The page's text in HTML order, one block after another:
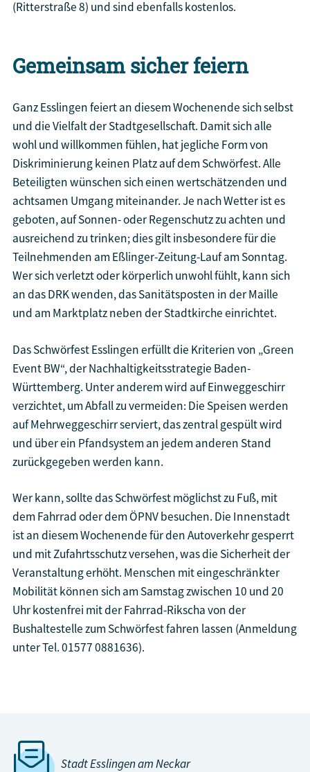
(Ritterstraße 8) und sind ebenfalls kostenlos.
Gemeinsam sicher feiern
Ganz Esslingen feiert an diesem Wochenende sich selbst
und die Vielfalt der Stadtgesellschaft. Damit sich alle
wohl und willkommen fühlen, hat jegliche Form von
Diskriminierung keinen Platz auf dem Schwörfest. Alle
Beteiligten wünschen sich einen wertschätzenden und
achtsamen Umgang miteinander. Je nach Wetter ist es
geboten, auf Sonnen- oder Regenschutz zu achten und
ausreichend zu trinken; dies gilt insbesondere für die
Teilnehmenden am Eßlinger-Zeitung-Lauf am Sonntag.
Wer sich verletzt oder körperlich unwohl fühlt, kann sich
an das DRK wenden, das Sanitätsposten in der Maille
und am Marktplatz neben der Stadtkirche einrichtet.
Das Schwörfest Esslingen erfüllt die Kriterien von „Green
Event BW“, der Nachhaltigkeitsstrategie Baden-
Württemberg. Unter anderem wird auf Einweggeschirr
verzichtet, um Abfall zu vermeiden: Die Speisen werden
auf Mehrweggeschirr serviert, das zentral gespült wird
und über ein Pfandsystem an jedem anderen Stand
zurückgegeben werden kann.
Wer kann, sollte das Schwörfest möglichst zu Fuß, mit
dem Fahrrad oder dem ÖPNV besuchen. Die Innenstadt
ist an diesem Wochenende für den Autoverkehr gesperrt
und mit Zufahrtsschutz versehen, was die Sicherheit der
Veranstaltung erhöht. Menschen mit eingeschränkter
Mobilität können sich am Samstag zwischen 10 und 20
Uhr kostenfrei mit der Fahrrad-Rikscha von der
Bushaltestelle zum Schwörfest fahren lassen (Anmeldung
unter Tel. 01577 0881636).
Stadt Esslingen am Neckar